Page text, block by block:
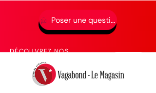
01 49 65 49 52
DÉCOUVREZ NOS
Poser une question